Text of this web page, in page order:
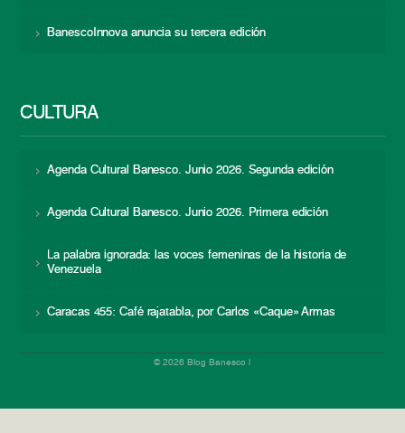
BanescoInnova anuncia su tercera edición
CULTURA
Agenda Cultural Banesco. Junio 2026. Segunda edición
Agenda Cultural Banesco. Junio 2026. Primera edición
La palabra ignorada: las voces femeninas de la historia de
Venezuela
Caracas 455: Café rajatabla, por Carlos «Caque» Armas
© 2026 Blog Banesco |